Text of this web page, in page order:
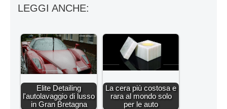
LEGGI ANCHE:
Elite Detailing
l'autolavaggio di lusso
in Gran Bretagna
La cera più costosa e
rara al mondo solo
per le auto